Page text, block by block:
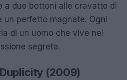
a due bottoni alle cravatte di
un perfetto magnate. Ogni
di un uomo che vive nel
segreta.
(2009)